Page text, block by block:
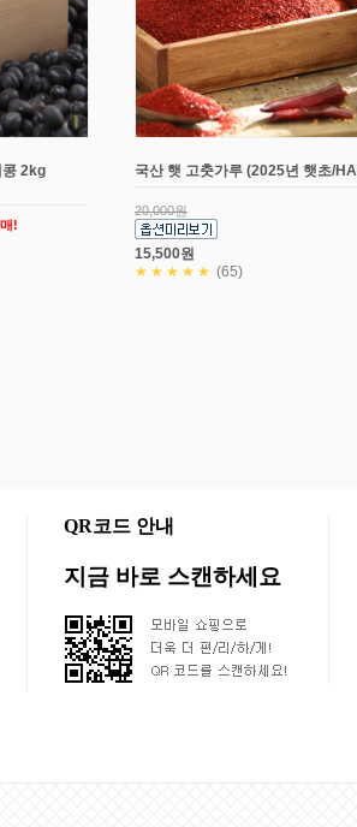
콩 2kg
!
국산 햇 고춧가루 (2025년 햇초/
20,000원
15,500원
★★★★★ (65)
QR코드 안내
지금 바로 스캔하세요